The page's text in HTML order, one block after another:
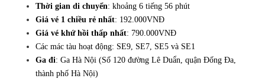
Thời gian di chuyển: khoảng 6 tiếng 56 phút
Giá vé 1 chiều rẻ nhất: 192.000VNĐ
Giá vé khứ hồi thấp nhất: 790.000VNĐ
Các mác tàu hoạt động: SE9, SE7, SE5 và SE1
Ga đi: Ga Hà Nội (Số 120 đường Lê Duẩn, quận Đống Đa,
thành phố Hà Nội)